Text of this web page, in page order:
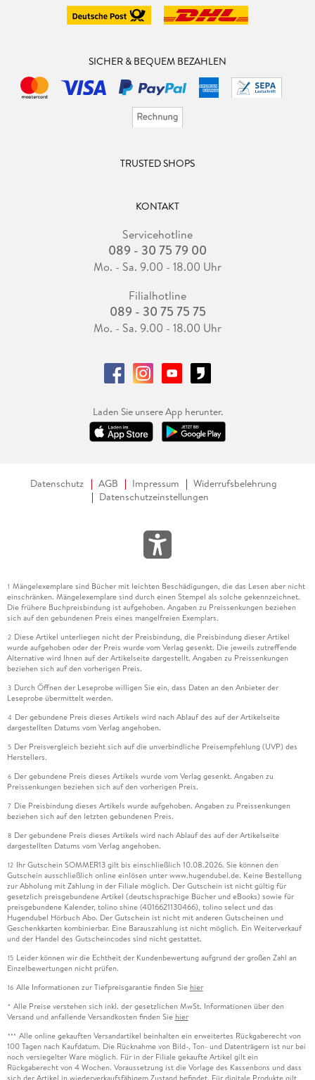
SICHER & BEQUEM BEZAHLEN
TRUSTED SHOPS
KONTAKT
Servicehotline
089 - 30 75 79 00
Mo. - Sa. 9.00 - 18.00 Uhr
Filialhotline
089 - 30 75 75 75
Mo. - Sa. 9.00 - 18.00 Uhr
Laden Sie unsere App herunter.
Datenschutz AGB Impressum
Widerrufsbelehrung
Datenschutzeinstellungen
1 Mängelexemplare sind Bücher mit leichten Beschädigungen, die das Lesen aber nicht
einschränken. Mängelexemplare sind durch einen Stempel als solche gekennzeichnet.
Die frühere Buchpreisbindung ist aufgehoben. Angaben zu Preissenkungen beziehen
sich auf den gebundenen Preis eines mangelfreien Exemplars.
2 Diese Artikel unterliegen nicht der Preisbindung, die Preisbindung dieser Artikel
wurde aufgehoben oder der Preis wurde vom Verlag gesenkt. Die jeweils zutreffende
Alternative wird Ihnen auf der Artikelseite dargestellt. Angaben zu Preissenkungen
beziehen sich auf den vorherigen Preis.
3 Durch Öffnen der Leseprobe willigen Sie ein, dass Daten an den Anbieter der
Leseprobe übermittelt werden.
4 Der gebundene Preis dieses Artikels wird nach Ablauf des auf der Artikelseite
dargestellten Datums vom Verlag angehoben.
5 Der Preisvergleich bezieht sich auf die unverbindliche Preisempfehlung (UVP) des
Herstellers.
6 Der gebundene Preis dieses Artikels wurde vom Verlag gesenkt. Angaben zu
Preissenkungen beziehen sich auf den vorherigen Preis.
7 Die Preisbindung dieses Artikels wurde aufgehoben. Angaben zu Preissenkungen
beziehen sich auf den letzten gebundenen Preis.
8 Der gebundene Preis dieses Artikels wird nach Ablauf des auf der Artikelseite
dargestellten Datums vom Verlag angehoben.
12 Ihr Gutschein SOMMER13 gilt bis einschließlich 10.08.2026. Sie können den
Gutschein ausschließlich online einlösen unter www.hugendubel.de. Keine Bestellung
zur Abholung mit Zahlung in der Filiale möglich. Der Gutschein ist nicht gültig für
gesetzlich preisgebundene Artikel (deutschsprachige Bücher und eBooks) sowie für
preisgebundene Kalender, tolino shine (4016621130466), tolino select und das
Hugendubel Hörbuch Abo. Der Gutschein ist nicht mit anderen Gutscheinen und
Geschenkkarten kombinierbar. Eine Barauszahlung ist nicht möglich. Ein Weiterverkauf
und der Handel des Gutscheincodes sind nicht gestattet.
15 Leider können wir die Echtheit der Kundenbewertung aufgrund der großen Zahl an
Einzelbewertungen nicht prüfen.
16 Alle Informationen zur Tiefpreisgarantie finden Sie hier
* Alle Preise verstehen sich inkl. der gesetzlichen MwSt. Informationen über den
Versand und anfallende Versandkosten finden Sie hier
*** Alle online gekauften Versandartikel beinhalten ein erweitertes Rückgaberecht von
100 Tagen nach Kaufdatum. Die Rücknahme von Bild-, Ton- und Datenträgern ist nur bei
noch versiegelter Ware möglich. Für in der Filiale gekaufte Artikel gilt ein
Rückgaberecht von 4 Wochen. Voraussetzung ist die Vorlage des Kassenbons und dass